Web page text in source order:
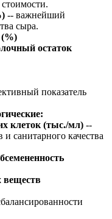
-- важнейший
сыра.
(%)
остаток
показатель
клеток (тыс./мл) --
и санитарного качества
веществ